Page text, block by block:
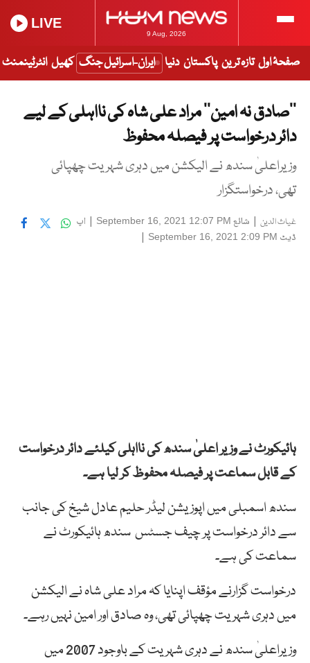
9 Aug, 2026
LIVE
صفحۂ اول تازہ ترین پاکستان دنیا ایران-اسرائیل جنگ کھیل انٹرٹینمنٹ
‘‘صادق نہ امین’’ مراد علی شاہ کی نااہلی کے لیے
دائر درخواست پر فیصلہ محفوظ
وزیراعلیٰ سندھ نے الیکشن میں دہری شہریت چھپائی
تھی، درخواستگزار
غیاث الدین | شائع September 16, 2021 12:07 PM
| اپ
ڈیٹ September 16, 2021 2:09 PM
|
ہائیکورٹ نے وزیر اعلیٰ سندھ کی نااہلی کیلئے دائر درخواست
کے قابل سماعت پر فیصلہ محفوظ کر لیا ہے۔
سندھ اسمبلی میں اپوزیشن لیڈر حلیم عادل شیخ کی جانب
سے دائر درخواست پر چیف جسٹس سندھ ہائیکورٹ نے
سماعت کی ہے۔
درخواست گزارنے مؤقف اپنایا کہ مراد علی شاہ نے الیکشن
میں دہری شہریت چھپائی تھی، وہ صادق اور امین نہیں رہے۔
وزیراعلیٰ سندھ نے دہری شہریت کے باوجود 2007 میں